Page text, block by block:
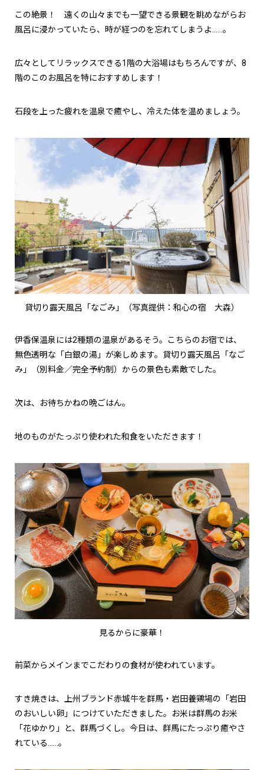
この絶景！ 遠くの山々までも一望できる景観を眺めながらお
風呂に浸かっていたら、時が経つのを忘れてしまうよ……。
広々としてリラックスできる1階の大浴場はもちろんですが、8
階のこのお風呂を特におすすめします！
石段を上った疲れを温泉で癒やし、冷えた体を温めましょう。
貸切り露天風呂「なごみ」（写真提供：和心の宿 大森）
伊香保温泉には2種類の温泉があるそう。こちらのお宿では、
無色透明な「白銀の湯」が楽しめます。貸切り露天風呂「なご
み」（別料金／完全予約制）からの景色も素敵でした。
次は、お待ちかねの晩ごはん。
地のものがたっぷり使われた和食をいただきます！
見るからに豪華！
前菜からメインまでこだわりの食材が使われています。
すき焼きは、上州ブランド赤城牛を群馬・岩田養鶏場の「岩田
のおいしい卵」につけていただきました。お米は群馬のお米
「花ゆかり」と、群馬づくし。今日は、群馬にたっぷり癒やさ
れている……。